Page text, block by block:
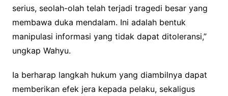
serius, seolah-olah telah terjadi tragedi besar yang
membawa duka mendalam. Ini adalah bentuk
manipulasi informasi yang tidak dapat ditoleransi,”
ungkap Wahyu.
Ia berharap langkah hukum yang diambilnya dapat
memberikan efek jera kepada pelaku, sekaligus